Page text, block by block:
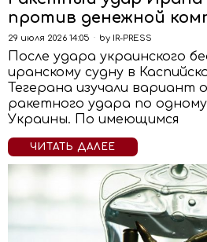
против денежной
29 июля 2026 14:05 by IR-PRESS
После удара украинского
иранскому судну в
Тегерана изучали вариант
ракетного удара по
Украины. По имеющимся
ЧИТАТЬ ДАЛЕЕ